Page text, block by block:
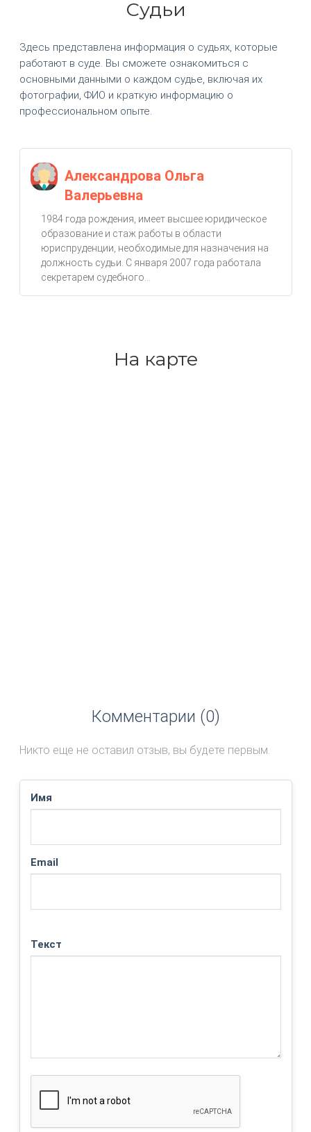
Судьи
Здесь представлена информация о судьях, которые
работают в суде. Вы сможете ознакомиться с
основными данными о каждом судье, включая их
фотографии, ФИО и краткую информацию о
профессиональном опыте.
Александрова Ольга
Валерьевна
1984 года рождения, имеет высшее юридическое
образование и стаж работы в области
юриспруденции, необходимые для назначения на
должность судьи. С января 2007 года работала
секретарем судебного...
На карте
Комментарии (0)
Никто еще не оставил отзыв, вы будете первым.
Имя
Email
Текст